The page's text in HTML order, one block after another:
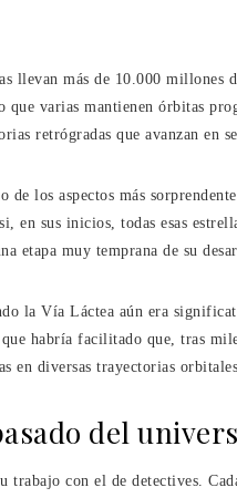
llevan más de 10.000 millones
que varias mantienen órbitas
retrógradas que avanzan en
de los aspectos más
en sus inicios, todas esas
etapa muy temprana de su
la Vía Láctea aún era
habría facilitado que, tras
en diversas trayectorias
del
trabajo con el de detectives.